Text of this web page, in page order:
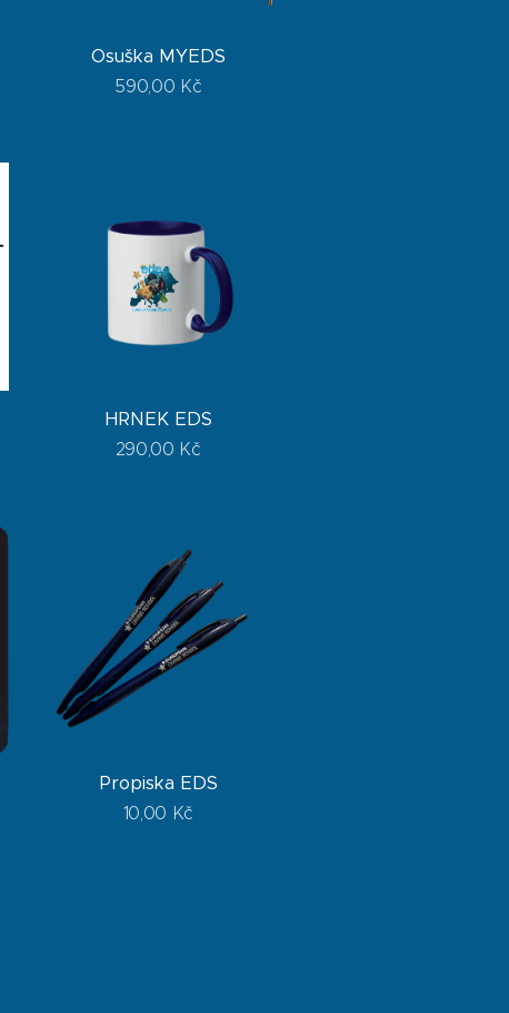
Osuška MYEDS
590,00 Kč
HRNEK EDS
290,00 Kč
Propiska EDS
10,00 Kč